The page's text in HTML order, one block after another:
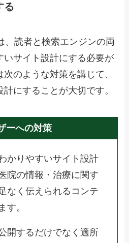
る
、読者と検索エンジンの両
いサイト設計にする必要が
のような対策を講じて、
にすることが大切です。
ーへの対策
かりやすいサイト設計
院の情報・治療に関す
なく伝えられるコンテ
す。
開するだけでなく適所